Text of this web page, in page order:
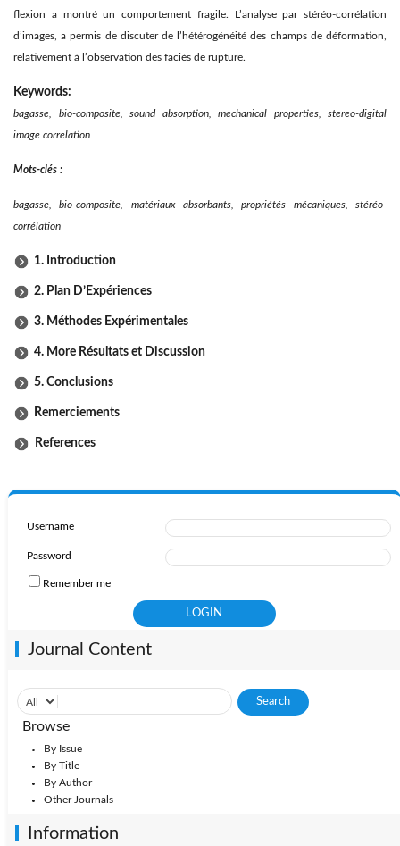
flexion a montré un comportement fragile. L’analyse par stéréo-corrélation
d’images, a permis de discuter de l’hétérogénéité des champs de déformation,
relativement à l’observation des faciès de rupture.
Keywords:
bagasse, bio-composite, sound absorption, mechanical properties, stereo-digital
image correlation
Mots-clés :
bagasse, bio-composite, matériaux absorbants, propriétés mécaniques, stéréo-
corrélation
1. Introduction
2. Plan D’Expériences
3. Méthodes Expérimentales
4. More Résultats et Discussion
5. Conclusions
Remerciements
References
Username
Password
Remember me
Journal Content
Browse
By Issue
By Title
By Author
Other Journals
Information